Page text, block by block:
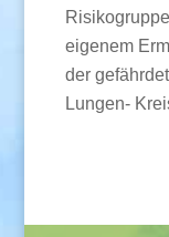
eigenem
der
Lungen-